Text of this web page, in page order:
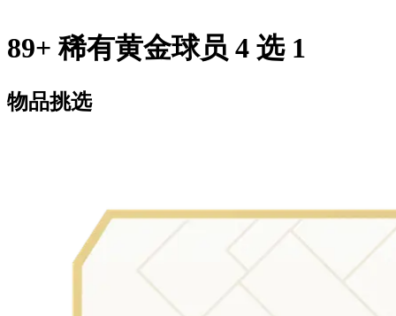
89+ 稀有黄金球员 4 选 1
物品挑选